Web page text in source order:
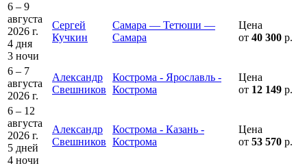
6 – 9
августа
2026 г.
4 дня
3 ночи
Сергей
Кучкин
Самара — Тетюши —
Самара
Цена
от 40 300 р.
6 – 7
августа
2026 г.
Александр
Свешников
Кострома - Ярославль -
Кострома
Цена
от 12 149 р.
6 – 12
августа
2026 г.
5 дней
4 ночи
Александр
Свешников
Кострома - Казань -
Кострома
Цена
от 53 570 р.